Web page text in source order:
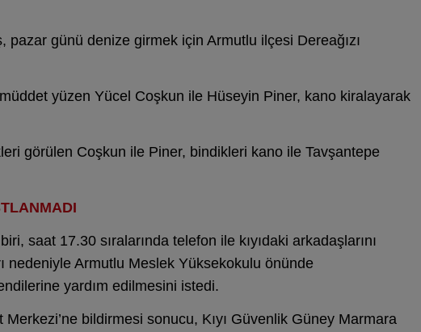
pazar günü denize girmek için Armutlu ilçesi Dereağızı
yüzen Yücel Coşkun ile Hüseyin Piner, kano kiralayarak
görülen Coşkun ile Piner, bindikleri kano ile Tavşantepe
saat 17.30 sıralarında telefon ile kıyıdaki arkadaşlarını
nedeniyle Armutlu Meslek Yüksekokulu önünde
yardım edilmesini istedi.
Merkezi’ne bildirmesi sonucu, Kıyı Güvenlik Güney Marmara